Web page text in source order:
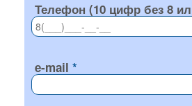
Телефон (10 цифр без 8
e-mail